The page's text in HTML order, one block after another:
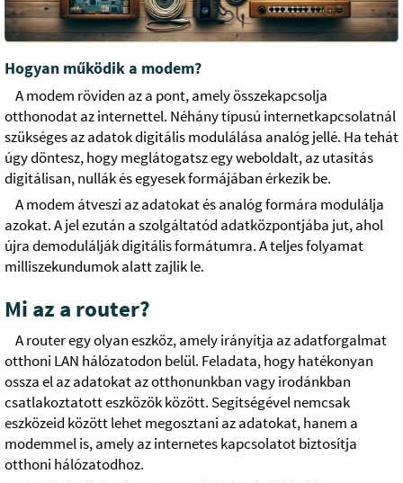
Hogyan működik a modem?
A modem röviden az a pont, amely összekapcsolja
otthonodat az internettel. Néhány típusú internetkapcsolatnál
szükséges az adatok digitális modulálása analóg jellé. Ha tehát
úgy döntesz, hogy meglátogatsz egy weboldalt, az utasítás
digitálisan, nullák és egyesek formájában érkezik be.
A modem átveszi az adatokat és analóg formára modulálja
azokat. A jel ezután a szolgáltatód adatközpontjába jut, ahol
újra demodulálják digitális formátumra. A teljes folyamat
milliszekundumok alatt zajlik le.
Mi az a router?
A router egy olyan eszköz, amely irányítja az adatforgalmat
otthoni LAN hálózatodon belül. Feladata, hogy hatékonyan
ossza el az adatokat az otthonunkban vagy irodánkban
csatlakoztatott eszközök között. Segítségével nemcsak
eszközeid között lehet megosztani az adatokat, hanem a
modemmel is, amely az internetes kapcsolatot biztosítja
otthoni hálózatodhoz.